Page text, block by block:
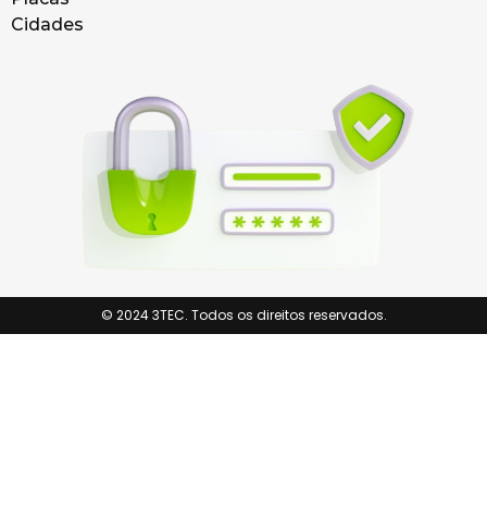
Cidades
© 2024 3TEC. Todos os direitos reservados.